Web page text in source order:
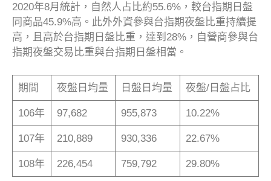
2020年8月統計，自然人占比約55.6%，較台指期日盤
同商品45.9%高。此外外資參與台指期夜盤比重持續提
高，且高於台指期日盤比重，達到28%，自營商參與台
指期夜盤交易比重與台指期日盤相當。
期間 夜盤日均量 日盤日均量 夜盤/日盤占比
106年 97,682 955,873 10.22%
107年 210,889 930,336 22.67%
108年 226,454 759,792 29.80%